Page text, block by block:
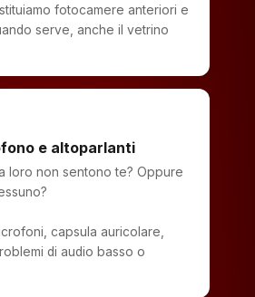
fotocamere anteriori e
serve, anche il vetrino
e altoparlanti
loro non sentono te? Oppure
capsula auricolare,
di audio basso o